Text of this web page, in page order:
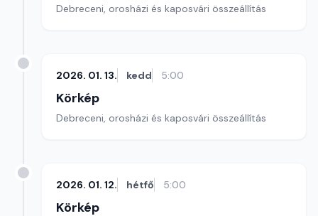
Debreceni, orosházi és kaposvári összeállítás
2026. 01. 13. kedd 5:00
Körkép
Debreceni, orosházi és kaposvári összeállítás
2026. 01. 12. hétfő 5:00
Körkép